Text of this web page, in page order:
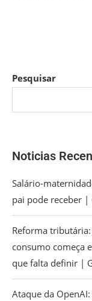
Pesquisar
Noticias
Salário-
pai pode receber |
Reforma
consumo começa
que falta definir |
Ataque da